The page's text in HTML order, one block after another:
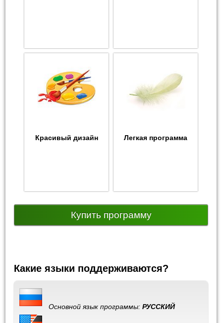
Красивый дизайн Легкая программа
Купить программу
Какие языки поддерживаются?
Основной язык программы:РУССКИЙ